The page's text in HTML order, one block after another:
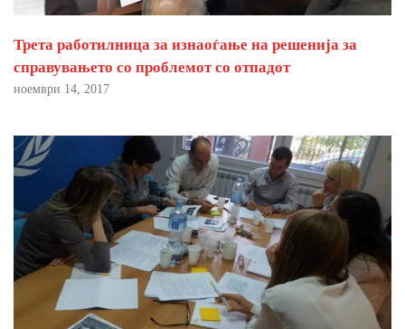
Трета работилница за изнаоѓање на решенија за
справувањето со проблемот со отпадот
ноември 14, 2017